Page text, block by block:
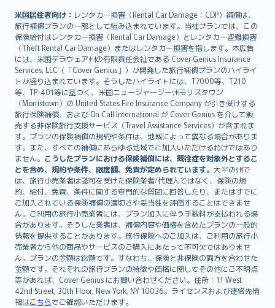
米国居住者向け： レンタカー損害（Rental Car Damage：CDP）補償は、
旅行補償プランの一部として組み込まれています。当社プランでは、この
保険給付はレンタカー損害（Rental Car Damage）とレンタカー盗難損害
（Theft Rental Car Damage）またはレンタカー損害を指します。本広告
には、米国デラウェア州の有限責任会社である Cover Genius Insurance
Services, LLC（「Cover Genius」）が開発した旅行補償プランのハイライ
トが盛り込まれています。そうしたハイライトには、T7000等、T210
等、TP-401等に基づく、米国ニュージャージー州モリスタウン
（Morristown）の United States Fire Insurance Company が引き受けする
旅行保険補償、および On Call International が Cover Genius を介して販
売する非保険旅行支援サービス（Travel Assistance Services）が含まれま
す。プランの保険補償の規約や条件は、地域によって異なる場合がありま
す。また、すべての補償にあらゆる地域でご加入いただけるわけではあり
ません。 こうしたプランにおける保険補償には、既往症を対象外とするこ
とを含め、規約や条件、限度額、免責が定められています。 大半の州で
は、旅行小売業者は認可を受けた保険業者/代理人ではなく、保険の規
約、給付、免責、条件に関する専門的な質問に回答したり、またはすでに
ご加入されている保険補償の適切さや妥当性を評価することはできませ
ん。ご利用の旅行小売業者には、プラン加入に伴う手数料が支払われる場
合があります。そうした業者は、補償内容や価格を含めたプランの一般的
情報を提供することがあります。旅行保険へのご加入は、ご利用の旅行小
売業者から他の商品やサービスのご購入にあたって不可欠ではありませ
ん。プランの金額は総額です。すなわち、保険と非保険の両方を合わせた
金額です。それぞれの旅行プランの特徴や価格に関してその他にご不明点
等があれば、Cover Genius にお問い合わせください。住所：11 West
42nd Street, 30th Floor, New York, NY 10036。ライセンスおよび連絡先情
報はこちらでご確認いただけます。